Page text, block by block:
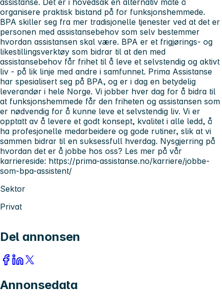
assistanse. Det er i hovedsak en alternativ måte å
organisere praktisk bistand på for funksjonshemmede.
BPA skiller seg fra mer tradisjonelle tjenester ved at det er
personen med assistansebehov som selv bestemmer
hvordan assistansen skal være. BPA er et frigjørings- og
likestillingsverktøy som bidrar til at den med
assistansebehov får frihet til å leve et selvstendig og aktivt
liv - på lik linje med andre i samfunnet. Prima Assistanse
har spesialisert seg på BPA, og er i dag en betydelig
leverandør i hele Norge. Vi jobber hver dag for å bidra til
at funksjonshemmede får den friheten og assistansen som
er nødvendig for å kunne leve et selvstendig liv. Vi er
opptatt av å levere et godt konsept, kvalitet i alle ledd, å
ha profesjonelle medarbeidere og gode rutiner, slik at vi
sammen bidrar til en suksessfull hverdag. Nysgjerring på
hvordan det er å jobbe hos oss? Les mer på vår
karriereside: https://prima-assistanse.no/karriere/jobbe-
som-bpa-assistent/
Sektor
Privat
Del annonsen
Annonsedata